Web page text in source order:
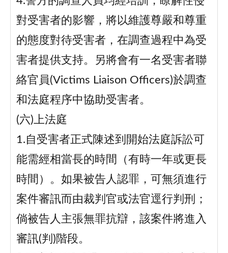
對受害者的影響，將以維護尊嚴和尊重
的態度對待受害者，在調查過程中為受
害者提供支持。另將會有一名受害者聯
絡官員(Victims Liaison Officers)於調查
和法庭程序中協助受害者。
(六)上法庭
1.自受害者正式陳述到開始法庭訴訟可
能需經相當長的時間（有時一年或更長
時間）。如果被告人認罪，可無須進行
案件審訊而由裁判官或法官逕行判刑；
倘被告人主張無罪抗辯，該案件將進入
審訊(判)階段。